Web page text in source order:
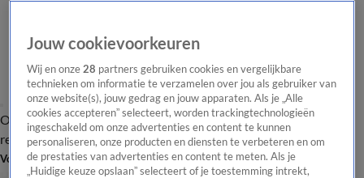
Overzicht Laatste nieuws Regionieuws Het beste van Hart
Tip de
redactie
Volg Hart van Nederland
Jouw cookievoorkeuren
Wij en onze28 partners gebruiken cookies en vergelijkbare
technieken om informatie te verzamelen over jou als gebruiker van
onze website(s), jouw gedrag en jouw apparaten. Als je „Alle
cookies accepteren” selecteert, worden trackingtechnologieën
ingeschakeld om onze advertenties en content te kunnen
personaliseren, onze producten en diensten te verbeteren en om
de prestaties van advertenties en content te meten. Als je
„Huidige keuze opslaan” selecteert of je toestemming intrekt,